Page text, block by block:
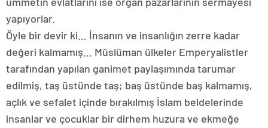
yapıyorlar.
Öyle bir devir ki… İnsanın ve insanlığın zerre kadar
değeri kalmamış… Müslüman ülkeler Emperyalistler
tarafından yapılan ganimet paylaşımında tarumar
edilmiş, taş üstünde taş; baş üstünde baş kalmamış,
açlık ve sefalet içinde bırakılmış İslam beldelerinde
insanlar ve çocuklar bir dirhem huzura ve ekmeğe